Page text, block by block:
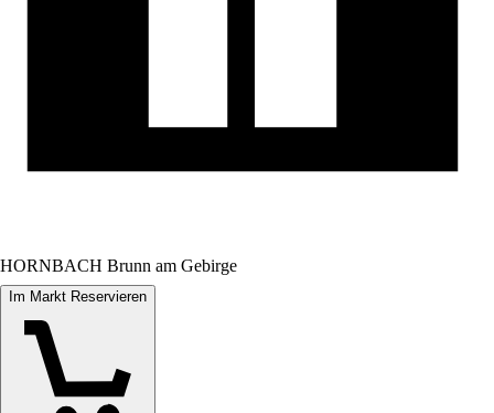
HORNBACH Brunn am Gebirge
Im Markt Reservieren